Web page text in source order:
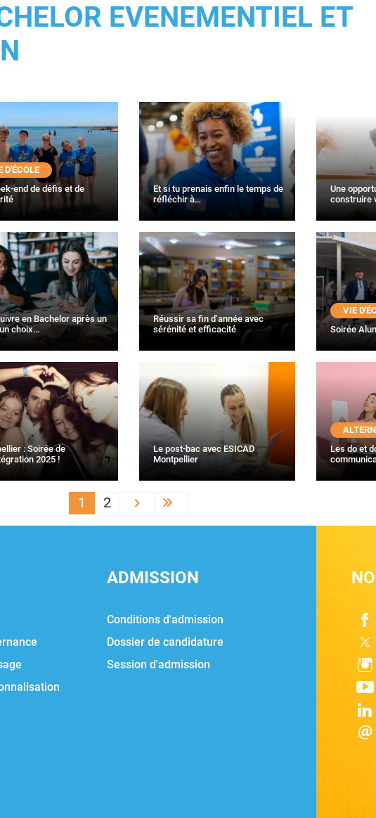
EVENEMENTIEL ET
D'ÉCOLE
end de défis et de
Et si tu prenais enfin le temps de
réfléchir à…
Une
construire
en Bachelor après un
choix…
Réussir sa fin d’année avec
sérénité et efficacité
VIE
Soirée
: Soirée de
2025 !
Le post-bac avec ESICAD
Montpellier
Les do et
1 2 Next ›
ADMISSION
Conditions d'admission
Dossier de candidature
Session d'admission